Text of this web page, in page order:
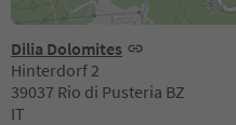
Dilia Dolomites
Hinterdorf 2
39037 Rio di Pusteria BZ
IT